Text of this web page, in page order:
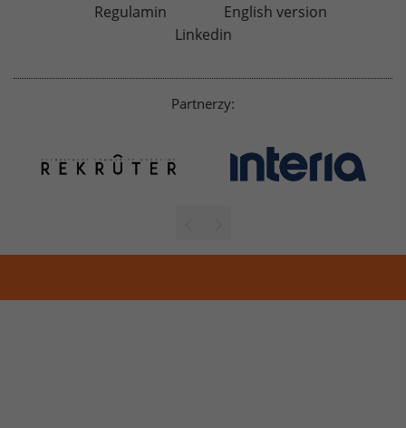
Regulamin
English version
Linkedin
Partnerzy: